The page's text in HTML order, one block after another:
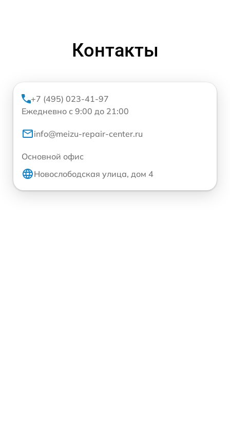
Контакты
+7 (495) 023-41-97
Ежедневно с 9:00 до 21:00
info@meizu-repair-center.ru
Основной офис
Новослободская улица, дом 4